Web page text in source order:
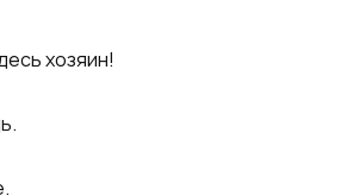
хозяин!